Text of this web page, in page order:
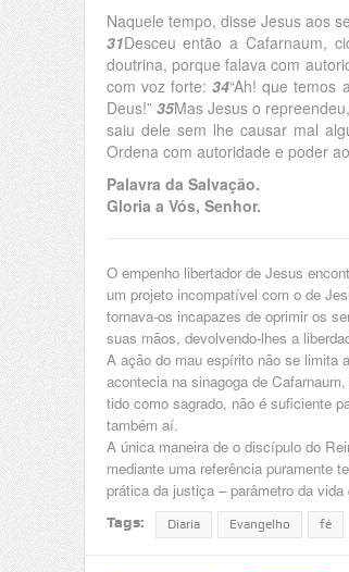
Naquele tempo, disse Jesus aos
31Desceu então a Cafarnaum,
doutrina, porque falava com
com voz forte:34“Ah! que temos
Deus!” 35Mas Jesus o
saiu dele sem lhe causar mal
Ordena com autoridade e poder
Palavra da Salvação.
Gloria a Vós, Senhor.
O empenho libertador de Jesus
um projeto incompatível com o de
tornava-os incapazes de oprimir os
suas mãos, devolvendo-lhes a
A ação do mau espírito não se limita
acontecia na sinagoga de
tido como sagrado, não é suficiente
também aí.
A única maneira de o discípulo do
mediante uma referência puramente
prática da justiça – parâmetro da
Tags: Diaria Evangelho fé